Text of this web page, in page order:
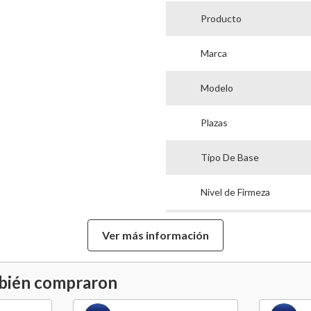
Producto
Marca
Modelo
Plazas
Tipo De Base
Nivel de Firmeza
Alto De Base
Ver más información
compraron